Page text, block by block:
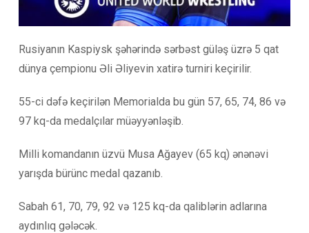
Rusiyanın Kaspiysk şəhərində sərbəst güləş üzrə 5 qat
dünya çempionu Əli Əliyevin xatirə turniri keçirilir.
55-ci dəfə keçirilən Memorialda bu gün 57, 65, 74, 86 və
97 kq-da medalçılar müəyyənləşib.
Milli komandanın üzvü Musa Ağayev (65 kq) ənənəvi
yarışda bürünc medal qazanıb.
Sabah 61, 70, 79, 92 və 125 kq-da qaliblərin adlarına
aydınlıq gələcək.